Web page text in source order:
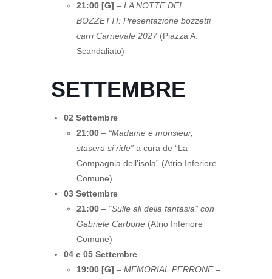
21:00 [G] – LA NOTTE DEI
BOZZETTI: Presentazione bozzetti
carri Carnevale 2027 (Piazza A.
Scandaliato)
SETTEMBRE
02 Settembre
21:00 – “Madame e monsieur,
stasera si ride” a cura de “La
Compagnia dell’isola” (Atrio Inferiore
Comune)
03 Settembre
21:00 – “Sulle ali della fantasia” con
Gabriele Carbone (Atrio Inferiore
Comune)
04 e 05 Settembre
19:00 [G] – MEMORIAL PERRONE –